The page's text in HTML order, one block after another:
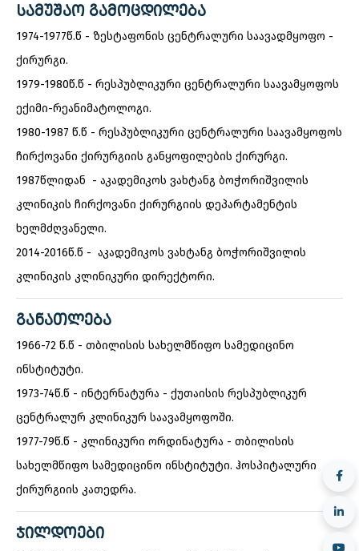
ᲡᲐᲛᲣᲨᲐᲝ ᲒᲐᲛᲝᲪᲓᲘᲚᲔᲑᲐ
1974-1977წ.წ - ზესტაფონის ცენტრალური საავადმყოფო -
ქირურგი.
1979-1980წ.წ - რესპუბლიკური ცენტრალური საავამყოფოს
ექიმი-რეანიმატოლოგი.
1980-1987 წ.წ - რესპუბლიკური ცენტრალური საავამყოფოს
ჩირქოვანი ქირურგიის განყოფილების ქირურგი.
1987წლიდან - აკადემიკოს ვახტანგ ბოჭორიშვილის
კლინიკის ჩირქოვანი ქირურგიის დეპარტამენტის
ხელმძღვანელი.
2014-2016წ.წ - აკადემიკოს ვახტანგ ბოჭორიშვილის
კლინიკის კლინიკური დირექტორი.
ᲒᲐᲜᲐᲗᲚᲔᲑᲐ
1966-72 წ.წ - თბილისის სახელმწიფო სამედიცინო
ინსტიტუტი.
1973-74წ.წ - ინტერნატურა - ქუთაისის რესპუბლიკურ
ცენტრალურ კლინიკურ საავამყოფოში.
1977-79წ.წ - კლინიკური ორდინატურა - თბილისის
სახელმწიფო სამედიცინო ინსტიტუტი. ჰოსპიტალური
ქირურგიის კათედრა.
ᲯᲘᲚᲓᲝᲔᲑᲘ